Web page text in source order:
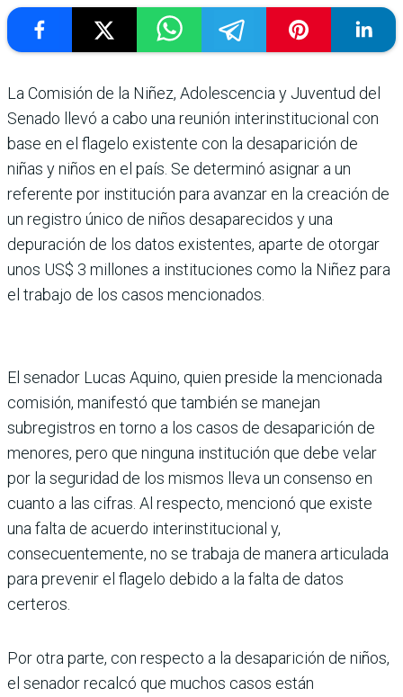
La Comisión de la Niñez, Adolescencia y Juventud del
Senado llevó a cabo una reunión interinstitucional con
base en el flagelo existente con la desaparición de
niñas y niños en el país. Se determinó asignar a un
referente por institución para avanzar en la creación de
un registro único de niños desaparecidos y una
depuración de los datos existentes, aparte de otorgar
unos US$ 3 millones a instituciones como la Niñez para
el trabajo de los casos mencionados.
El senador Lucas Aquino, quien preside la mencionada
comisión, manifestó que también se manejan
subregistros en torno a los casos de desaparición de
menores, pero que ninguna institución que debe velar
por la seguridad de los mismos lleva un consenso en
cuanto a las cifras. Al respecto, mencionó que existe
una falta de acuerdo interinstitucional y,
consecuentemente, no se trabaja de manera articulada
para prevenir el flagelo debido a la falta de datos
certeros.
Por otra parte, con respecto a la desaparición de niños,
el senador recalcó que muchos casos están